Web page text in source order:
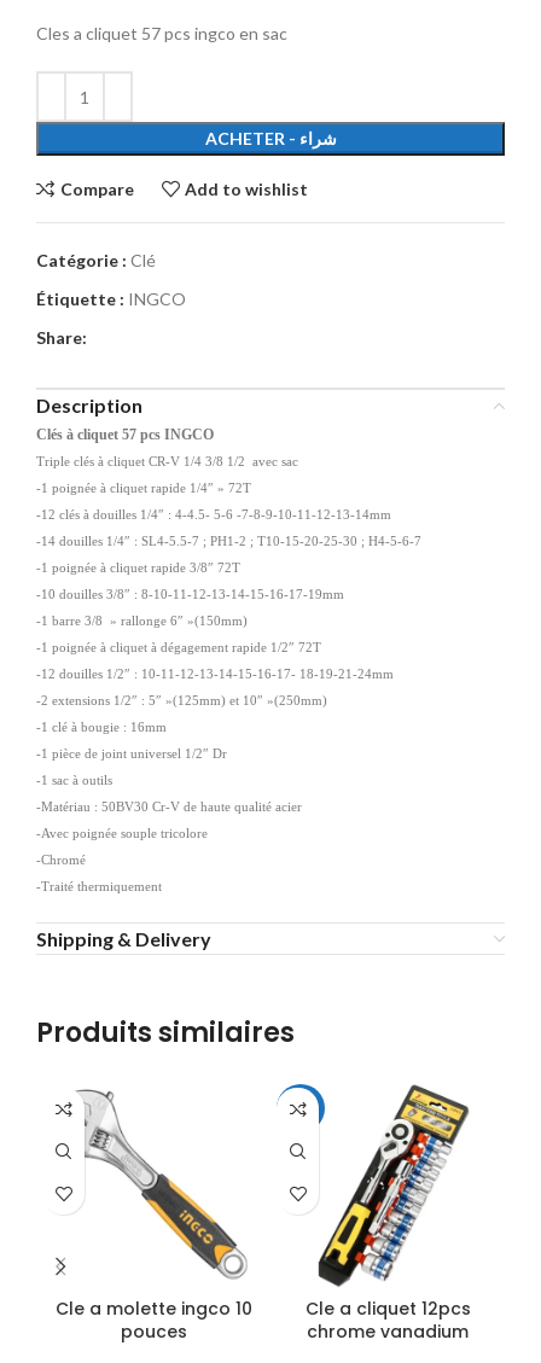
Cles a cliquet 57 pcs ingco en sac
ACHETER - شراء
Compare Add to wishlist
Catégorie : Clé
Étiquette : INGCO
Share:
Description
Clés à cliquet 57 pcs INGCO
Triple clés à cliquet CR-V 1/4 3/8 1/2 avec sac
-1 poignée à cliquet rapide 1/4″ » 72T
-12 clés à douilles 1/4″ : 4-4.5- 5-6 -7-8-9-10-11-12-13-14mm
-14 douilles 1/4″ : SL4-5.5-7 ; PH1-2 ; T10-15-20-25-30 ; H4-5-6-7
-1 poignée à cliquet rapide 3/8″ 72T
-10 douilles 3/8″ : 8-10-11-12-13-14-15-16-17-19mm
-1 barre 3/8 » rallonge 6″ »(150mm)
-1 poignée à cliquet à dégagement rapide 1/2″ 72T
-12 douilles 1/2″ : 10-11-12-13-14-15-16-17- 18-19-21-24mm
-2 extensions 1/2″ : 5″ »(125mm) et 10″ »(250mm)
-1 clé à bougie : 16mm
-1 pièce de joint universel 1/2″ Dr
-1 sac à outils
-Matériau : 50BV30 Cr-V de haute qualité acier
-Avec poignée souple tricolore
-Chromé
-Traité thermiquement
Shipping & Delivery
Produits similaires
Cle a molette ingco 10
pouces
-20%
Cle a cliquet 12pcs
chrome vanadium